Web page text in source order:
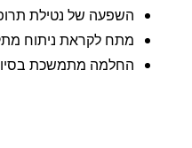
השפעה של נטילת
מתח לקראת ניתוח
החלמה מתמשכת